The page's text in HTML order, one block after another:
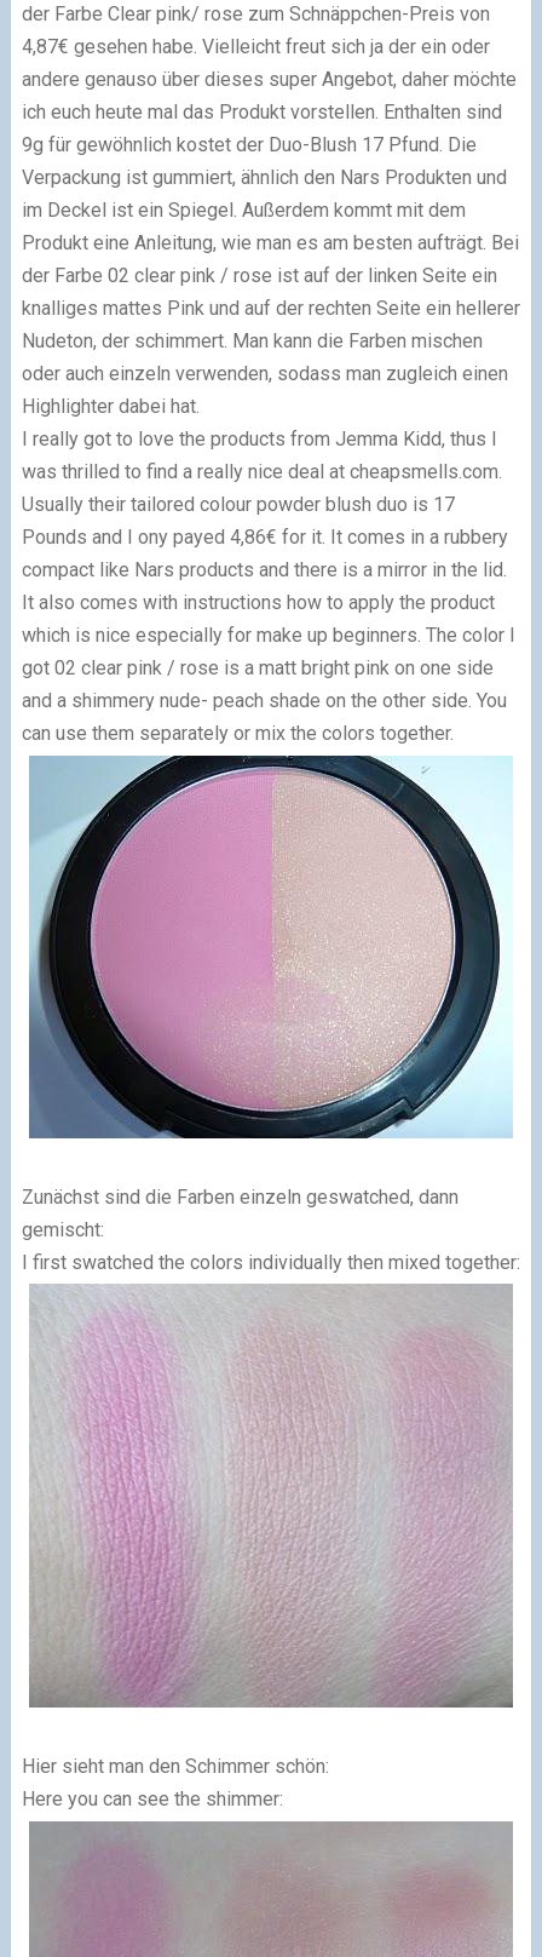
der Farbe Clear pink/ rose zum Schnäppchen-Preis von
4,87€ gesehen habe. Vielleicht freut sich ja der ein oder
andere genauso über dieses super Angebot, daher möchte
ich euch heute mal das Produkt vorstellen. Enthalten sind
9g für gewöhnlich kostet der Duo-Blush 17 Pfund. Die
Verpackung ist gummiert, ähnlich den Nars Produkten und
im Deckel ist ein Spiegel. Außerdem kommt mit dem
Produkt eine Anleitung, wie man es am besten aufträgt. Bei
der Farbe 02 clear pink / rose ist auf der linken Seite ein
knalliges mattes Pink und auf der rechten Seite ein hellerer
Nudeton, der schimmert. Man kann die Farben mischen
oder auch einzeln verwenden, sodass man zugleich einen
Highlighter dabei hat.
I really got to love the products from Jemma Kidd, thus I
was thrilled to find a really nice deal at cheapsmells.com.
Usually their tailored colour powder blush duo is 17
Pounds and I ony payed 4,86€ for it. It comes in a rubbery
compact like Nars products and there is a mirror in the lid.
It also comes with instructions how to apply the product
which is nice especially for make up beginners. The color I
got 02 clear pink / rose is a matt bright pink on one side
and a shimmery nude- peach shade on the other side. You
can use them separately or mix the colors together.
Zunächst sind die Farben einzeln geswatched, dann
gemischt:
I first swatched the colors individually then mixed together:
Hier sieht man den Schimmer schön:
Here you can see the shimmer: